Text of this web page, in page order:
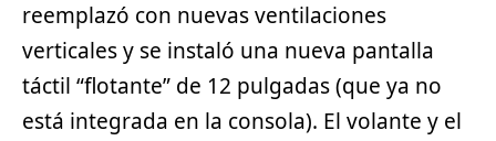
reemplazó con nuevas ventilaciones
verticales y se instaló una nueva pantalla
táctil “flotante” de 12 pulgadas (que ya no
está integrada en la consola). El volante y el